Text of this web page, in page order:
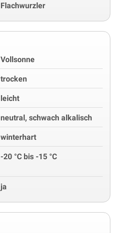
Flachwurzler
Vollsonne
trocken
leicht
neutral, schwach alkalisch
winterhart
-20 °C bis -15 °C
ja